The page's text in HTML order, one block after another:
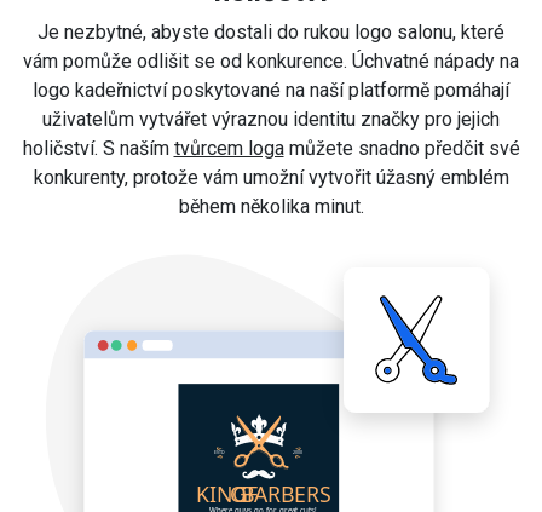
Je nezbytné, abyste dostali do rukou logo salonu, které
vám pomůže odlišit se od konkurence. Úchvatné nápady na
logo kadeřnictví poskytované na naší platformě pomáhají
uživatelům vytvářet výraznou identitu značky pro jejich
holičství. S naším tvůrcem logamůžete snadno předčit své
konkurenty, protože vám umožní vytvořit úžasný emblém
během několika minut.